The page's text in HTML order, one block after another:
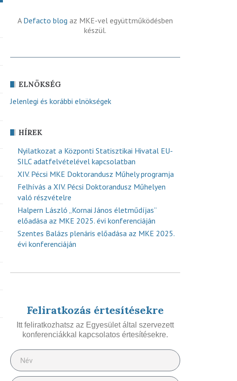
A Defacto blog az MKE-vel együttműködésben
készül.
ELNÖKSÉG
Jelenlegi és korábbi elnökségek
HÍREK
Nyilatkozat a Központi Statisztikai Hivatal EU-
SILC adatfelvételével kapcsolatban
XIV. Pécsi MKE Doktorandusz Műhely programja
Felhívás a XIV. Pécsi Doktorandusz Műhelyen
való részvételre
Halpern László „Kornai János életműdíjas”
előadása az MKE 2025. évi konferenciáján
Szentes Balázs plenáris előadása az MKE 2025.
évi konferenciáján
Feliratkozás értesítésekre
Itt feliratkozhatsz az Egyesület által szervezett
konferenciákkal kapcsolatos értesítésekre.